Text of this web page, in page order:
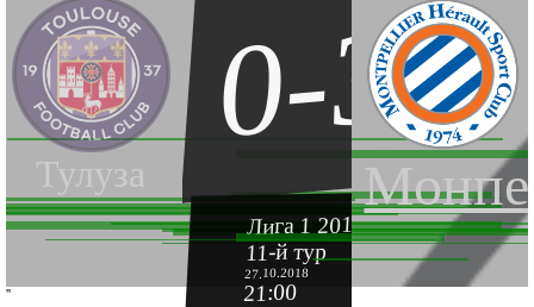
Тулуза
0-3
Лига 1 2018-2019
11-й тур
27.10.2018
21:00
''